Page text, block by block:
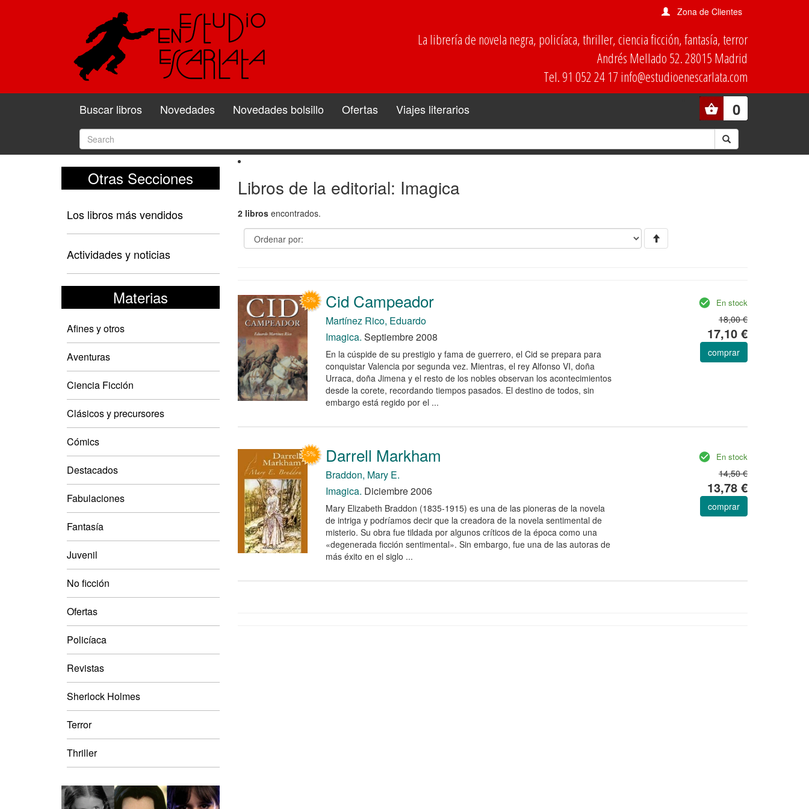
Zona de Clientes
La librería de novela negra, policíaca, thriller, ciencia ficción, fantasía, terror
Andrés Mellado 52. 28015 Madrid
Tel. 91 052 24 17 info@estudioenescarlata.com
0
Buscar libros Novedades Novedades bolsillo Ofertas Viajes literarios
Otras Secciones
Los libros más vendidos
Actividades y noticias
Materias
Afines y otros
Aventuras
Ciencia Ficción
Clásicos y precursores
Cómics
Destacados
Fabulaciones
Fantasía
Juvenil
No ficción
Ofertas
Policíaca
Revistas
Sherlock Holmes
Terror
Thriller
Libros de la editorial: Imagica
2 librosencontrados.
Cid Campeador
Martínez Rico, Eduardo
Imagica. Septiembre 2008
En la cúspide de su prestigio y fama de guerrero, el Cid se prepara para
conquistar Valencia por segunda vez. Mientras, el rey Alfonso VI, doña
Urraca, doña Jimena y el resto de los nobles observan los acontecimientos
desde la corete, recordando tiempos pasados. El destino de todos, sin
embargo está regido por el ...
En stock
18,00 €
17,10 €
comprar
Darrell Markham
Braddon, Mary E.
Imagica. Diciembre 2006
Mary Elizabeth Braddon (1835-1915) es una de las pioneras de la novela
de intriga y podríamos decir que la creadora de la novela sentimental de
misterio. Su obra fue tildada por algunos críticos de la época como una
«degenerada ficción sentimental». Sin embargo, fue una de las autoras de
más éxito en el siglo ...
En stock
14,50 €
13,78 €
comprar